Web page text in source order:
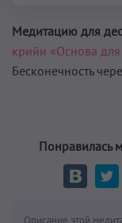
Медитацию для
крийи «Основа
Бесконечность
Понравилась
Описание этой